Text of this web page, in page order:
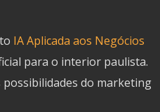
IA Aplicada aos Negócios
para o interior paulista.
possibilidades do marketing